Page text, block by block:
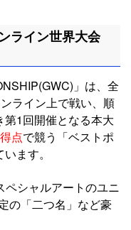
ライン世界大会
」は、全
ライン上で戦い、順
1回開催となる本大
点で競う「ベストポ
ます。
ペシャルアートのユニ
の「二つ名」など豪